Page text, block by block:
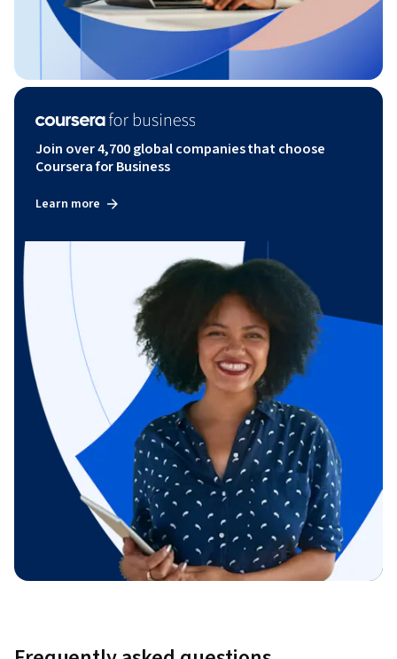
Join over 4,700 global companies that choose
Coursera for Business
Learn more